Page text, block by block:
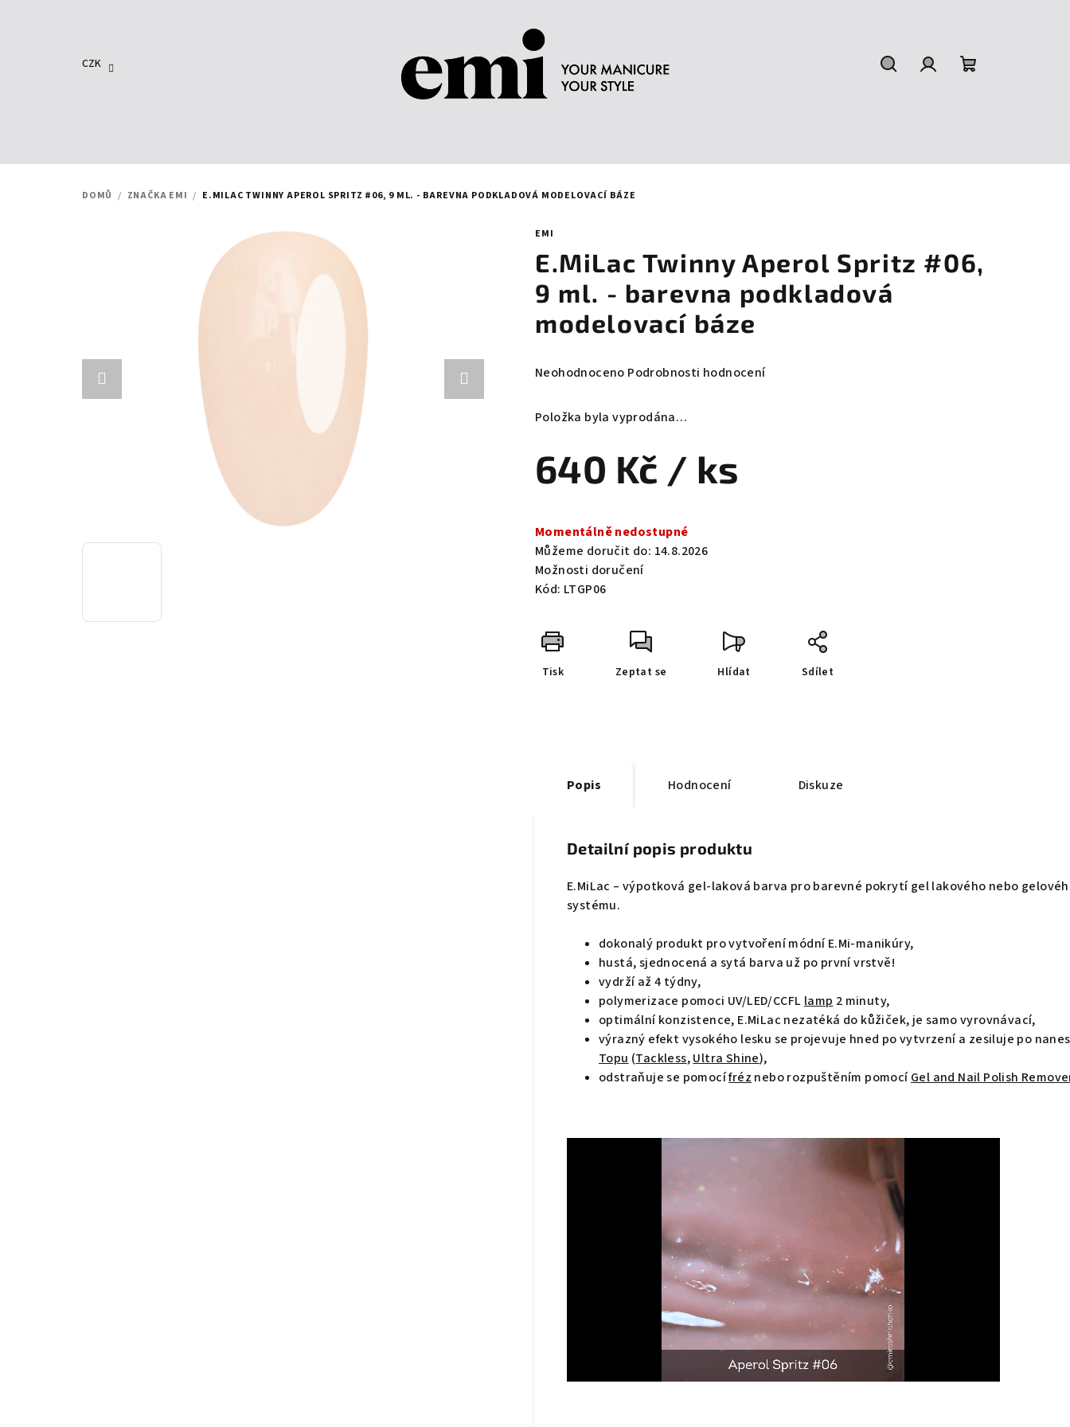
CZK
DOMŮ / ZNAČKA EMI / E.MILAC TWINNY APEROL SPRITZ #06, 9 ML. - BAREVNA PODKLADOVÁ MODELOVACÍ BÁZE
EMI
E.MiLac Twinny Aperol Spritz #06,
9 ml. - barevna podkladová
modelovací báze
Průměrné
produktu
z
5
Neohodnoceno Podrobnosti hodnocení
Položka byla vyprodána…
640 Kč / ks
cena:
Momentálně nedostupné
Můžeme doručit do: 14.8.2026
Možnosti doručení
Kód: LTGP06
Tisk Zeptat se Hlídat Sdílet
Popis Hodnocení Diskuze
Detailní popis produktu
E.MiLac – výpotková gel-laková barva pro barevné pokrytí gel lakového nebo
systému.
dokonalý produkt pro vytvoření módní E.Mi-manikúry,
hustá, sjednocená a sytá barva už po první vrstvě!
vydrží až 4 týdny,
polymerizace pomoci UV/LED/CCFL lamp 2 minuty,
optimální konzistence, E.MiLac nezatéká do kůžiček, je samo vyrovnávací,
výrazný efekt vysokého lesku se projevuje hned po vytvrzení a zesiluje po
Topu (Tackless,Ultra Shine),
odstraňuje se pomocífréz nebo rozpuštěním pomocíGel and Nail Polish